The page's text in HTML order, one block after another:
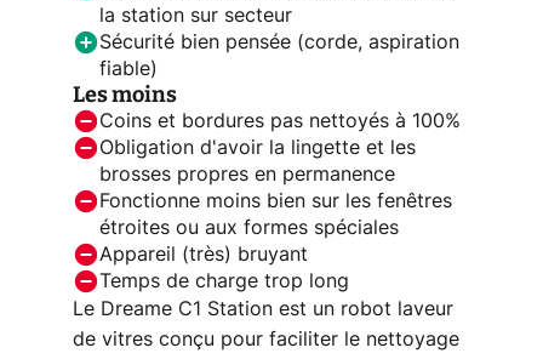
la station sur secteur
Sécurité bien pensée (corde, aspiration
fiable)
Les moins
Coins et bordures pas nettoyés à 100%
Obligation d'avoir la lingette et les
brosses propres en permanence
Fonctionne moins bien sur les fenêtres
étroites ou aux formes spéciales
Appareil (très) bruyant
Temps de charge trop long
Le Dreame C1 Station est un robot laveur
de vitres conçu pour faciliter le nettoyage